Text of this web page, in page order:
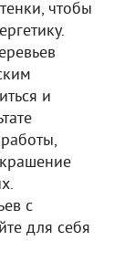
чтобы
и
с
для себя